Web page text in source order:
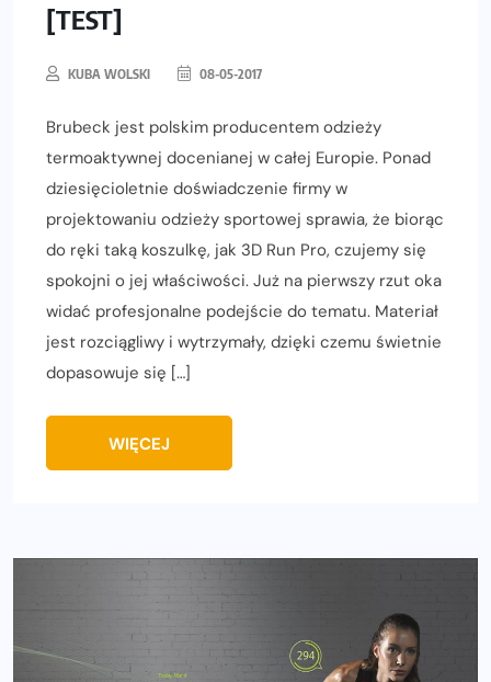
[TEST]
KUBA WOLSKI 08-05-2017
Brubeck jest polskim producentem odzieży
termoaktywnej docenianej w całej Europie. Ponad
dziesięcioletnie doświadczenie firmy w
projektowaniu odzieży sportowej sprawia, że biorąc
do ręki taką koszulkę, jak 3D Run Pro, czujemy się
spokojni o jej właściwości. Już na pierwszy rzut oka
widać profesjonalne podejście do tematu. Materiał
jest rozciągliwy i wytrzymały, dzięki czemu świetnie
dopasowuje się […]
WIĘCEJ